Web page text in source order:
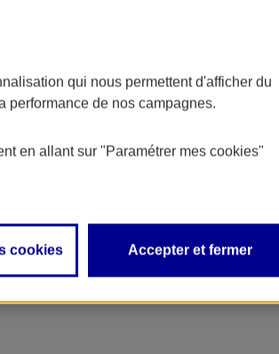
qui nous permettent d'afficher du
performance de nos campagnes.
en allant sur "Paramétrer mes cookies"
cookies Accepter et fermer